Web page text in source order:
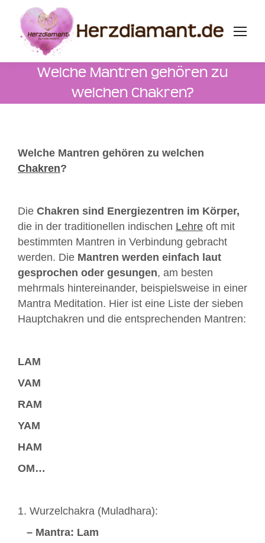
Welche Mantren gehören zu
welchen Chakren?
Welche Mantren gehören zu welchen
Chakren?
Die Chakren sind Energiezentren im Körper,
die in der traditionellen indischen Lehre oft mit
bestimmten Mantren in Verbindung gebracht
werden. Die Mantren werden einfach laut
gesprochen oder gesungen, am besten
mehrmals hintereinander, beispielsweise in einer
Mantra Meditation. Hier ist eine Liste der sieben
Hauptchakren und die entsprechenden Mantren:
LAM
VAM
RAM
YAM
HAM
OM…
1. Wurzelchakra (Muladhara):
– Mantra: Lam